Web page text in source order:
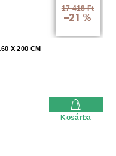
17 418 Ft
–21 %
X 200 CM
Kosárba